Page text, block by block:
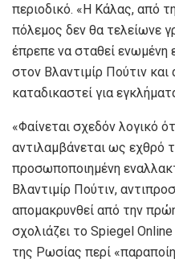
περιοδικό. «Η Κάλας, από
πόλεμος δεν θα τελείωνε
έπρεπε να σταθεί ενωμένη
στον Βλαντιμίρ Πούτιν
καταδικαστεί για
«Φαίνεται σχεδόν λογικό
αντιλαμβάνεται ως εχθρό
προσωποποιημένη
Βλαντιμίρ Πούτιν,
απομακρυνθεί από την
σχολιάζει το Spiegel
της Ρωσίας περί